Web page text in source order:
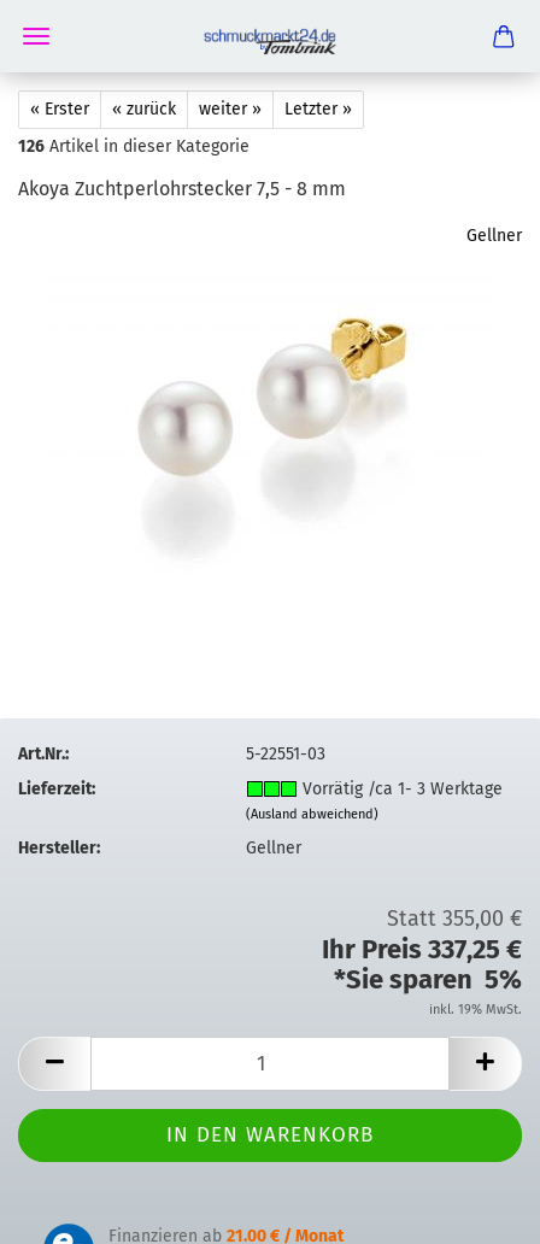
« Erster « zurück weiter »
Letzter »
126 Artikel in dieser Kategorie
Akoya Zucht­perlohr­ste­cker 7,5 - 8 mm
Gellner
Art.Nr.:
5-22551-03
Lieferzeit:
Vorrätig /ca 1- 3 Werktage
(Ausland abweichend)
Hersteller: Gellner
Statt 355,00 €
Ihr Preis 337,25 €
*Sie sparen 5%
inkl. 19% MwSt.
Finanzieren ab 21.00 € / Monat